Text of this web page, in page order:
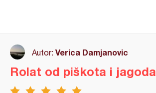
Autor: Verica Damjanovic
Rolat od piškota i jagoda